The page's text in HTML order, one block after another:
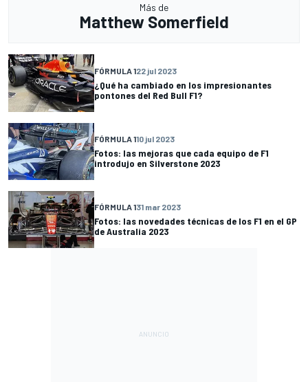
Más de
Matthew Somerfield
FÓRMULA 122 jul 2023
¿Qué ha cambiado en los impresionantes
pontones del Red Bull F1?
FÓRMULA 110 jul 2023
Fotos: las mejoras que cada equipo de F1
introdujo en Silverstone 2023
FÓRMULA 131 mar 2023
Fotos: las novedades técnicas de los F1 en el GP
de Australia 2023